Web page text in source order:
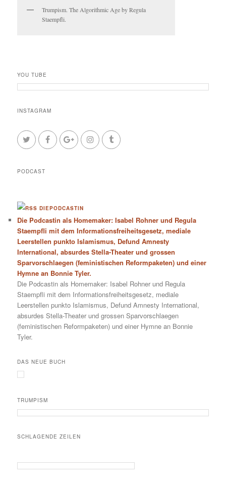
Trumpism. The Algorithmic Age by Regula
Staempfli.
YOU TUBE
INSTAGRAM
PODCAST
DIEPODCASTIN
Die Podcastin als Homemaker: Isabel Rohner und Regula
Staempfli mit dem Informationsfreiheitsgesetz, mediale
Leerstellen punkto Islamismus, Defund Amnesty
International, absurdes Stella-Theater und grossen
Sparvorschlaegen (feministischen Reformpaketen) und einer
Hymne an Bonnie Tyler.
Die Podcastin als Homemaker: Isabel Rohner und Regula
Staempfli mit dem Informationsfreiheitsgesetz, mediale
Leerstellen punkto Islamismus, Defund Amnesty International,
absurdes Stella-Theater und grossen Sparvorschlaegen
(feministischen Reformpaketen) und einer Hymne an Bonnie
Tyler.
DAS NEUE BUCH
TRUMPISM
SCHLAGENDE ZEILEN